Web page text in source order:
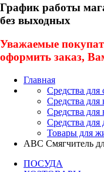
График работы
без выходных
Уважаемые
оформить заказ,
Главная
Средства для
Средства для
Средства для
Средства для
Товары для
ABC Смягчитель
ПОСУДА